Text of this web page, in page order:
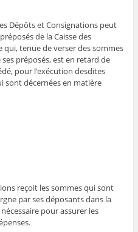
Dépôts et Consignations peut
de la Caisse des
tenue de verser des sommes
préposés, est en retard de
pour l’exécution desdites
sont décernées en matière
reçoit les sommes qui sont
par ses déposants dans la
pour assurer les